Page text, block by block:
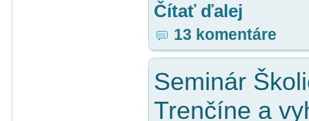
Čítať ďalej
13 komentáre
Seminár
Trenčíne a